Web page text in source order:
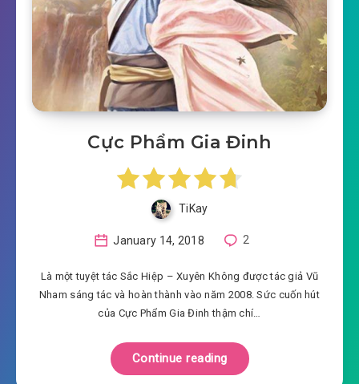
Cực Phẩm Gia Đinh
TiKay
January 14, 2018 2
Là một tuyệt tác Sắc Hiệp – Xuyên Không được tác giả Vũ
Nham sáng tác và hoàn thành vào năm 2008. Sức cuốn hút
của Cực Phẩm Gia Đinh thậm chí…
Continue reading